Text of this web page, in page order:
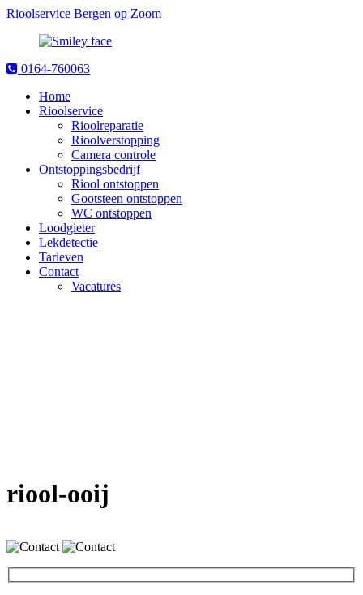
Rioolservice Bergen op Zoom
0164-760063
Home
Rioolservice
Rioolreparatie
Rioolverstopping
Camera controle
Ontstoppingsbedrijf
Riool ontstoppen
Gootsteen ontstoppen
WC ontstoppen
Loodgieter
Lekdetectie
Tarieven
Contact
Vacatures
riool-ooij